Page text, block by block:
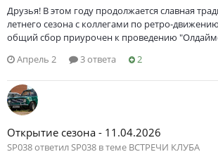
Друзья! В этом году продолжается славная
летнего сезона с коллегами по ретро-
общий сбор приурочен к проведению
Апрель 2
3 ответа 2
Открытие сезона - 11.04.2026
SP038 ответил SP038 в теме ВСТРЕЧИ КЛУБА